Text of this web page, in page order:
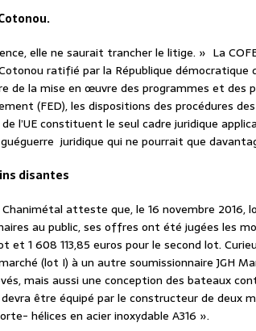
elle ne saurait trancher le litige. » La
ratifié par la République démocratique
de la mise en œuvre des programmes et des
(FED), les dispositions des procédures
l’UE constituent le seul cadre juridique
juridique qui ne pourrait que
disantes
atteste que, le 16 novembre 2016,
au public, ses offres ont été jugées les
et 1 608 113,85 euros pour le second lot.
(lot I) à un autre soumissionnaire JGH
mais aussi une conception des bateaux
être équipé par le constructeur de deux
hélices en acier inoxydable A316 ».